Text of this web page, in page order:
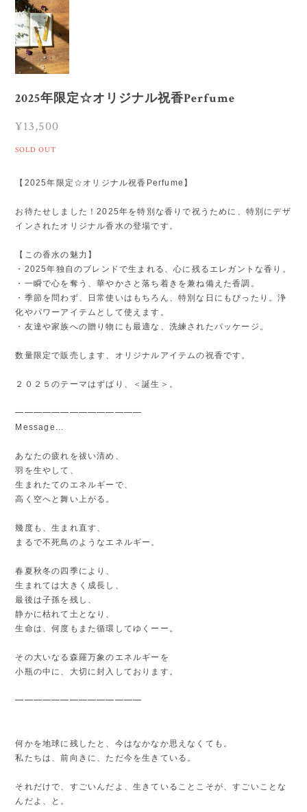
2025年限定☆オリジナル祝香Perfume
¥13,500
SOLD OUT
【2025年限定☆オリジナル祝香Perfume】
お待たせしました！2025年を特別な香りで祝うために、特別にデザ
インされたオリジナル香水の登場です。
【この香水の魅力】
・2025年独自のブレンドで生まれる、心に残るエレガントな香り。
・一瞬で心を奪う、華やかさと落ち着きを兼ね備えた香調。
・季節を問わず、日常使いはもちろん、特別な日にもぴったり。浄
化やパワーアイテムとして使えます。
・友達や家族への贈り物にも最適な、洗練されたパッケージ。
数量限定で販売します、オリジナルアイテムの祝香です。
２０２５のテーマはずばり、＜誕生＞。
━━━━━━━━━━━━━━
Message...
あなたの疲れを祓い清め、
羽を生やして、
生まれたてのエネルギーで、
高く空へと舞い上がる。
幾度も、生まれ直す、
まるで不死鳥のようなエネルギー。
春夏秋冬の四季により、
生まれては大きく成長し、
最後は子孫を残し、
静かに枯れて土となり、
生命は、何度もまた循環してゆくーー。
その大いなる森羅万象のエネルギーを
小瓶の中に、大切に封入しております。
━━━━━━━━━━━━━━
何かを地球に残したと、今はなかなか思えなくても。
私たちは、前向きに、ただ今を生きている。
それだけで、すごいんだよ、生きていることこそが、すごいことな
んだよ、と。